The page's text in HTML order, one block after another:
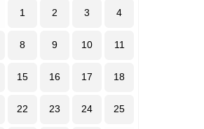
1 2 3 4
8 9 10 11
15 16 17 18
22 23 24 25